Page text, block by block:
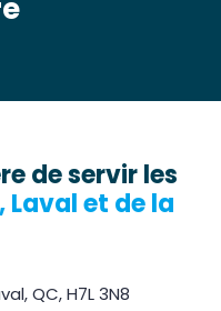
de servir les
Laval et de la
QC, H7L 3N8